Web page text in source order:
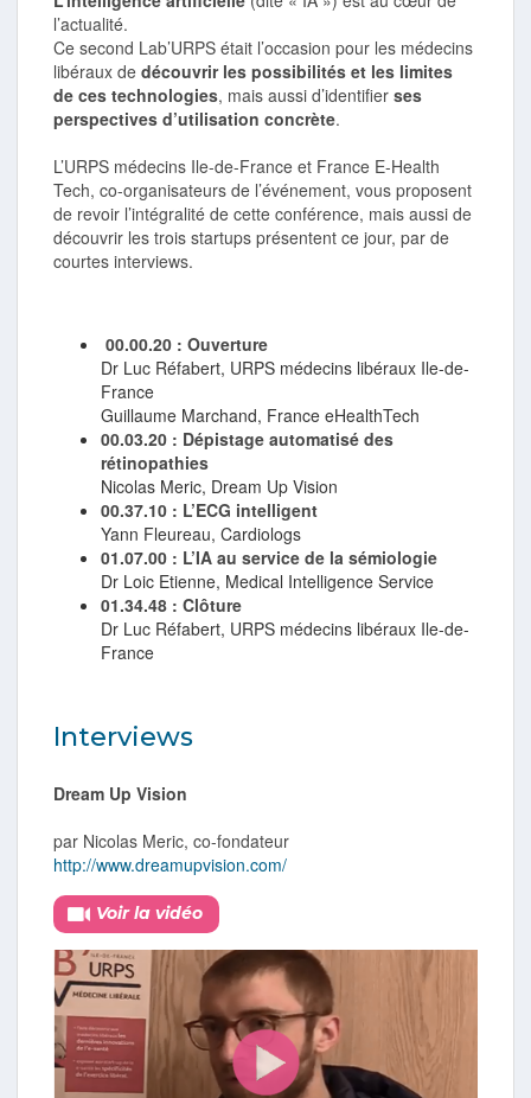
l’actualité.
Ce second Lab’URPS était l’occasion pour les médecins
libéraux dedécouvrir les possibilités et les limites
de ces technologies, mais aussi d’identifierses
perspectives d’utilisation concrète.
L’URPS médecins Ile-de-France et France E-Health
Tech, co-organisateurs de l’événement, vous proposent
de revoir l’intégralité de cette conférence, mais aussi de
découvrir les trois startups présentent ce jour, par de
courtes interviews.
00.00.20 : Ouverture
Dr Luc Réfabert, URPS médecins libéraux Ile-de-
France
Guillaume Marchand, France eHealthTech
00.03.20 : Dépistage automatisé des
rétinopathies
Nicolas Meric, Dream Up Vision
00.37.10 : L’ECG intelligent
Yann Fleureau, Cardiologs
01.07.00 : L’IA au service de la sémiologie
Dr Loic Etienne, Medical Intelligence Service
01.34.48 : Clôture
Dr Luc Réfabert, URPS médecins libéraux Ile-de-
France
Interviews
Dream Up Vision
par Nicolas Meric, co-fondateur
http://www.dreamupvision.com/
Voir la vidéo